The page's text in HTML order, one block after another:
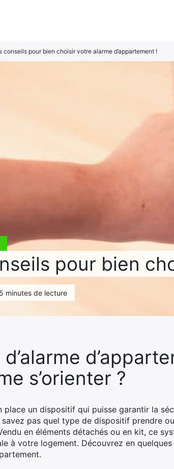
pour bien
minutes de lecture
conseils pour bien choisir votre alarme d’appartement !
s’orienter ?
place un dispositif qui puisse garantir la
pas quel type de dispositif prendre
en éléments détachés ou en kit, ce
à votre logement. Découvrez en